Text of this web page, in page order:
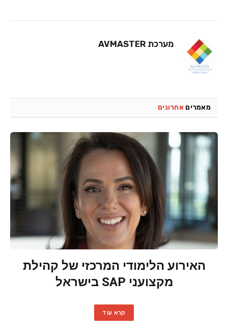
מערכת AVMASTER
מאמרים אחרונים
האירוע הלימודי המרכזי של קהילת
מקצועני SAP בישראל
קרא עוד